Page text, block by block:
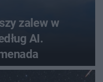
zalew w
AI.